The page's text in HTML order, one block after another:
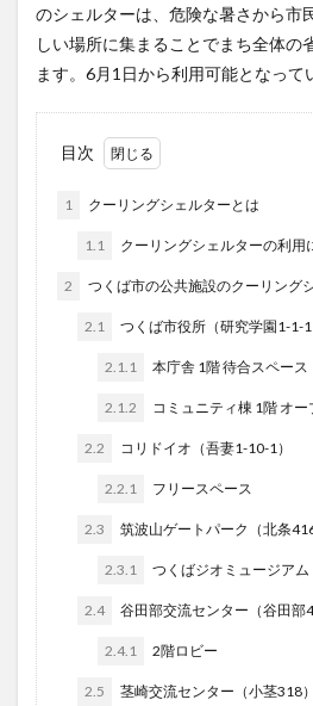
のシェルターは、危険な暑さから市
しい場所に集まることでまち全体の
ます。6月1日から利用可能となって
目次
1 クーリングシェルターとは
1.1 クーリングシェルターの利用
2 つくば市の公共施設のクーリング
2.1 つくば市役所（研究学園1-1-1
2.1.1 本庁舎 1階 待合スペース
2.1.2 コミュニティ棟 1階 オ
2.2 コリドイオ（吾妻1-10-1）
2.2.1 フリースペース
2.3 筑波山ゲートパーク（北条
2.3.1 つくばジオミュージアム
2.4 谷田部交流センター（谷田部
2.4.1 2階ロビー
2.5 茎崎交流センター（小茎318）